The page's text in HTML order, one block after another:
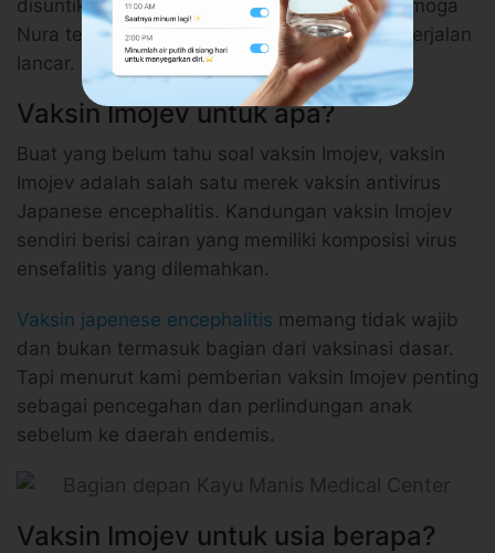
disuntik, ya. Kami lebih tenang sekarang, semoga
Nura terlindungi dan perjalanan kami nanti berjalan
lancar.
Vaksin Imojev untuk apa?
Buat yang belum tahu soal vaksin Imojev, vaksin
Imojev adalah salah satu merek vaksin antivirus
Japanese encephalitis. Kandungan vaksin Imojev
sendiri berisi cairan yang memiliki komposisi virus
ensefalitis yang dilemahkan.
Vaksin japenese encephalitis memang tidak wajib
dan bukan termasuk bagian dari vaksinasi dasar.
Tapi menurut kami pemberian vaksin Imojev penting
sebagai pencegahan dan perlindungan anak
sebelum ke daerah endemis.
Vaksin Imojev untuk usia berapa?